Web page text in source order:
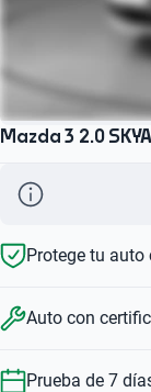
Mazda 3 2.0
Protege tu auto
Auto con
Prueba de 7